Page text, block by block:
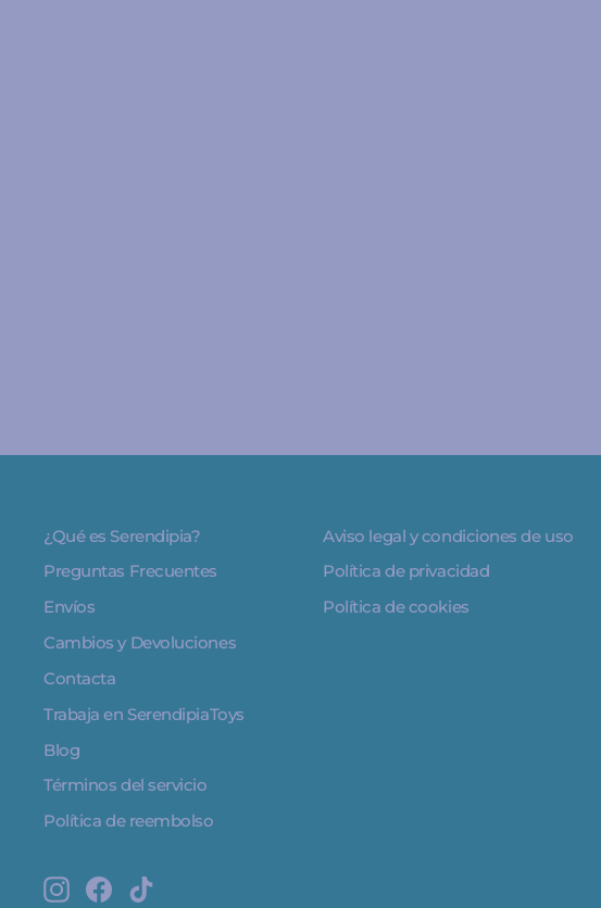
¿Qué es Serendipia?
Preguntas Frecuentes
Envíos
Cambios y Devoluciones
Contacta
Trabaja en SerendipiaToys
Blog
Términos del servicio
Política de reembolso
Aviso legal y condiciones de uso
Política de privacidad
Política de cookies
InstagramFacebook